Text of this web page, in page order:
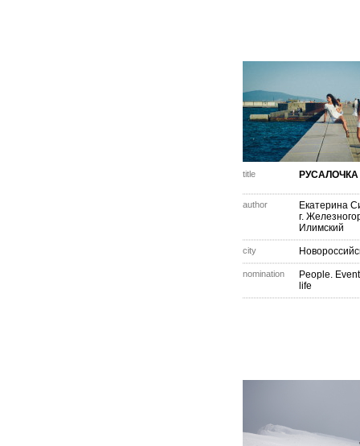
title РУСАЛОЧКА
author
Екатерина
г.
Илимский
city
nomination
People.
life